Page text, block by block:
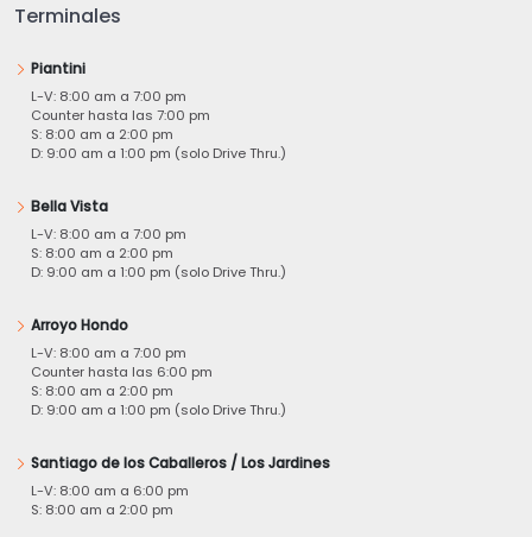
Terminales
Piantini
L-V: 8:00 am a 7:00 pm
Counter hasta las 7:00 pm
S: 8:00 am a 2:00 pm
D: 9:00 am a 1:00 pm (solo Drive Thru.)
Bella Vista
L-V: 8:00 am a 7:00 pm
S: 8:00 am a 2:00 pm
D: 9:00 am a 1:00 pm (solo Drive Thru.)
Arroyo Hondo
L-V: 8:00 am a 7:00 pm
Counter hasta las 6:00 pm
S: 8:00 am a 2:00 pm
D: 9:00 am a 1:00 pm (solo Drive Thru.)
Santiago de los Caballeros / Los Jardines
L-V: 8:00 am a 6:00 pm
S: 8:00 am a 2:00 pm